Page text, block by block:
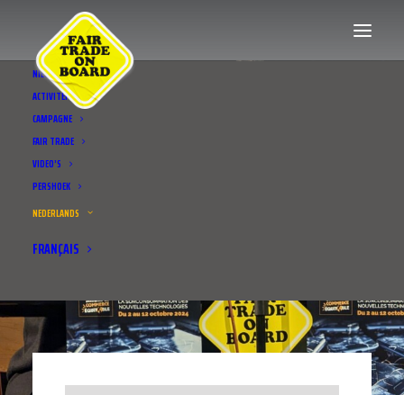
NIEUWS
ACTIVITEITEN
CAMPAGNE
FAIR TRADE
VIDEO’S
PERSHOEK
NEDERLANDS
FRANÇAIS